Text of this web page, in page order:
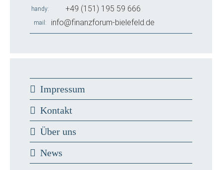
handy +49 (151) 195 59 666
mail info@finanzforum-bielefeld.de
Impressum
Kontakt
Über uns
News